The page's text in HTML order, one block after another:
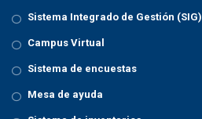
Sistema Integrado de Gestión (SIG)
Campus Virtual
Sistema de encuestas
Mesa de ayuda